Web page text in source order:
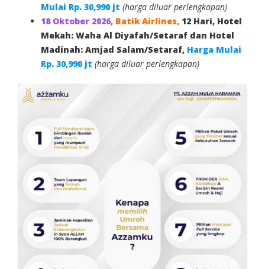
Mulai Rp. 30,990 jt (harga diluar perlengkapan)
18 Oktober 2026, Batik Airlines, 12 Hari, Hotel
Mekah: Waha Al Diyafah/Setaraf dan Hotel
Madinah: Amjad Salam/Setaraf, Harga Mulai
Rp. 30,990 jt (harga diluar perlengkapan)